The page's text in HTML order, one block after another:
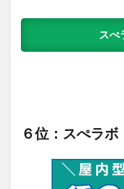
スぺ
６位：スぺラ